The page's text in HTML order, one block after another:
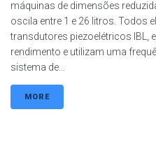
máquinas de dimensões
oscila entre 1 e 26 litros. Todos
transdutores piezoelétricos IBL,
rendimento e utilizam uma
sistema de...
MORE